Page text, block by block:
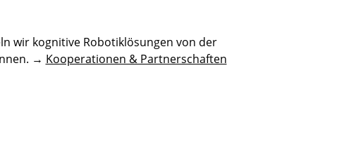
wir kognitive Robotiklösungen von der
→ Kooperationen & Partnerschaften